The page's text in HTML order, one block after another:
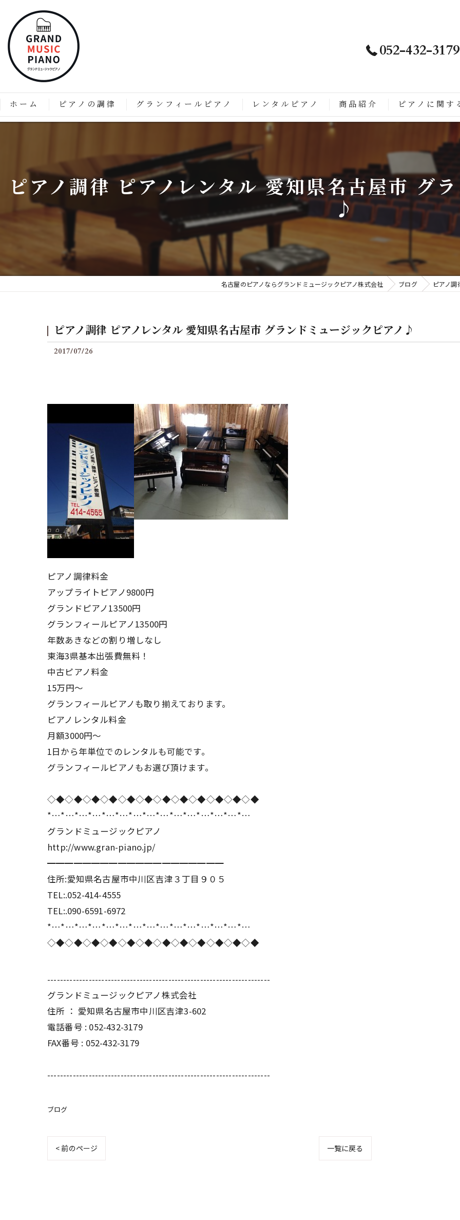
052-432-3179
ホーム ピアノの調律
価格表
グランフィールピアノ
グランフィールピアノの特徴
グランフィールピアノのここがすごい
グランドピアノのようなアップライトピアノに生まれ変わるまでの流れ
後付けグランフィールの料金
レンタルピアノ 商品紹介 ピアノに関す
ピアノ調律 ピアノレンタル 愛知県名古屋市 グ
♪
名古屋のピアノならグランドミュージックピアノ株式会社 ブログ ピアノ
ピアノ調律 ピアノレンタル 愛知県名古屋市 グランドミュージックピアノ♪
2017/07/26
ピアノ調律料金
アップライトピアノ9800円
グランドピアノ13500円
グランフィールピアノ13500円
年数あきなどの割り増しなし
東海3県基本出張費無料！
中古ピアノ料金
15万円〜
グランフィールピアノも取り揃えております。
ピアノレンタル料金
月額3000円〜
1日から年単位でのレンタルも可能です。
グランフィールピアノもお選び頂けます。
◇◆◇◆◇◆◇◆◇◆◇◆◇◆◇◆◇◆◇◆◇◆◇◆
*…*…*…*…*…*…*…*…*…*…*…*…*…*…*…
グランドミュージックピアノ
http://www.gran-piano.jp/
━━━━━━━━━━━━━━━━━━━━
住所:愛知県名古屋市中川区吉津３丁目９０５
TEL:.052-414-4555
TEL:.090-6591-6972
*…*…*…*…*…*…*…*…*…*…*…*…*…*…*…
◇◆◇◆◇◆◇◆◇◆◇◆◇◆◇◆◇◆◇◆◇◆◇◆
----------------------------------------------------------------------
グランドミュージックピアノ株式会社
住所 ： 愛知県名古屋市中川区吉津3-602
電話番号 : 052-432-3179
FAX番号 : 052-432-3179
----------------------------------------------------------------------
ブログ
< 前のページ 一覧に戻る